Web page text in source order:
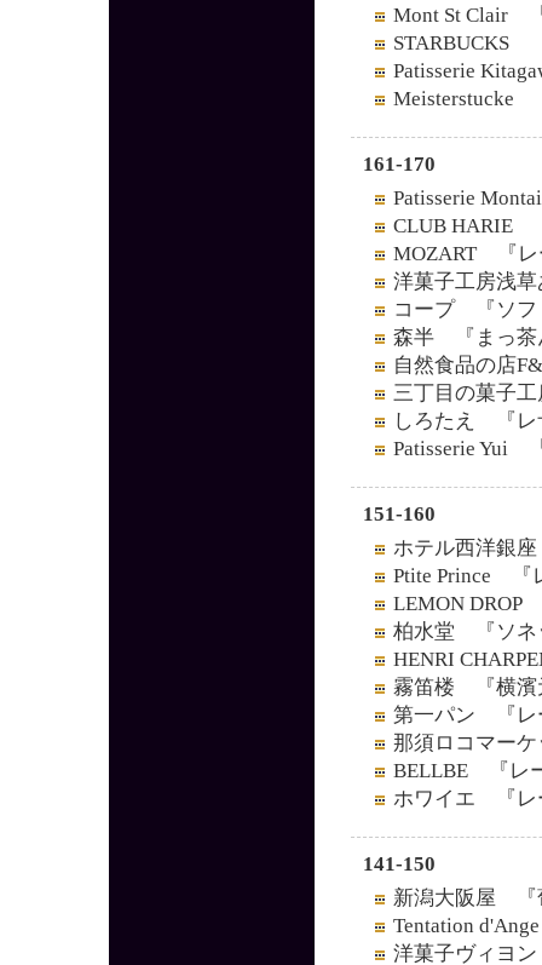
Mont St Clair
STARBUCKS
Patisserie
Meisterstucke
161-170
Patisserie
CLUB HARIE
MOZART 『レ
洋菓子工房浅
コープ 『ソフ
森半 『まっ茶
自然食品の店
三丁目の菓子
しろたえ 『レ
Patisserie Yui
151-160
ホテル西洋銀
Ptite Prince 『
LEMON DROP
柏水堂 『ソネ
HENRI
霧笛楼 『横濱
第一パン 『レ
那須ロコマー
BELLBE 『レ
ホワイエ 『レ
141-150
新潟大阪屋 『
Tentation
洋菓子ヴィヨ